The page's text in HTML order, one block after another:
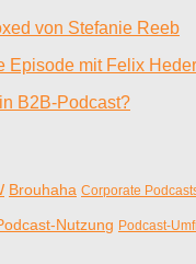
von Stefanie Reeb
Episode mit Felix
B2B-Podcast?
Brouhaha Corporate
Nutzung Podcast-